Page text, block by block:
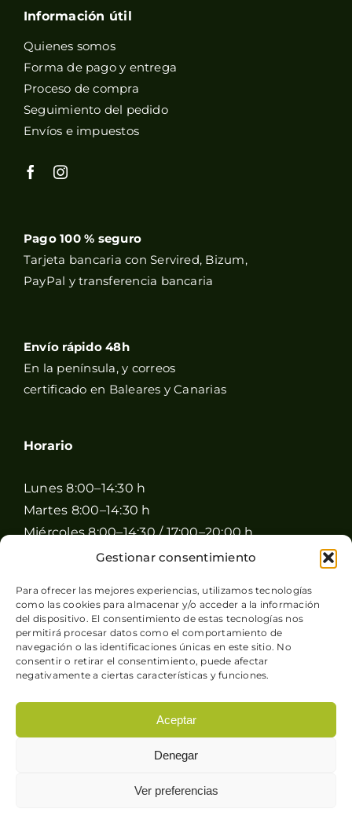
Gestionar consentimiento
Para ofrecer las mejores experiencias, utilizamos tecnologías
como las cookies para almacenar y/o acceder a la información
del dispositivo. El consentimiento de estas tecnologías nos
permitirá procesar datos como el comportamiento de
navegación o las identificaciones únicas en este sitio. No
consentir o retirar el consentimiento, puede afectar
negativamente a ciertas características y funciones.
Aceptar
Denegar
Ver preferencias
Información útil
Quienes somos
Forma de pago y entrega
Proceso de compra
Seguimiento del pedido
Envíos e impuestos
Pago 100 % seguro
Tarjeta bancaria con Servired, Bizum,
PayPal y transferencia bancaria
Envío rápido 48h
En la península, y correos
certificado en Baleares y Canarias
Horario
Lunes 8:00–14:30 h
Martes 8:00–14:30 h
Miércoles 8:00–14:30 / 17:00–20:00 h
Jueves 8:00–14:30 / 17:00–20:00 h
Sábado 8:00–15:00 h
Domingo Cerrado
Condiciones generales de
Política de cookies| Sitio web desarrollado